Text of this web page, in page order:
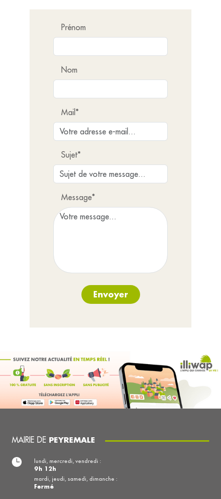
Prénom
Nom
Mail*
Sujet*
Message*
Envoyer
MAIRIE DE PEYREMALE
lundi, mercredi, vendredi :
9h 12h
mardi, jeudi, samedi, dimanche :
Fermé